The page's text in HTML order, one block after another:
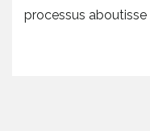
processus